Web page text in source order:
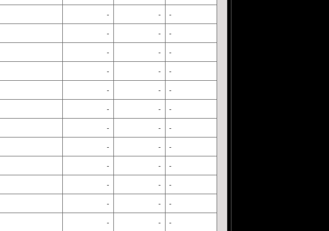
- - -
- - -
- - -
- - -
- - -
- - -
- - -
- - -
- - -
- - -
- - -
- - -